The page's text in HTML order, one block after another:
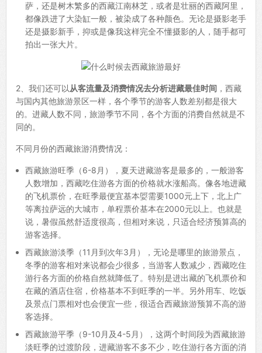
萨，还是树木繁多的西藏江南林芝，或者是壮丽的西藏阿里，
都像跌进了大染缸一般，被染成了各种颜色。无论是摄影老手
还是摄影新手，抑或是像我这样完全不懂摄影的人，随手都可
拍出一张大片。
2、我们还可以 从客流量及消费情况去分析进藏最佳时间 ，西藏
与国内其他旅游景区一样，各个季节的游客人数差别都是很大
的。进藏人数不同，旅游季节不同，各个方面的消费自然就是不
同的。
不同月份的西藏旅游消费情况：
西藏旅游旺季（6-8月），夏天进藏游客是最多的，一般游客
人数增加，西藏吃住游各方面的价格就水涨船高。像各地进藏
的飞机票价，在旺季最便宜基本娿需要1000元上下，北上广
等离拉萨远的大城市，单程票价基本在2000元以上。也就是
说，暑假虽然舒适度很高，但相对来说，只适合经济预算高的
游客选择。
西藏旅游淡季（11月到次年3月），无论是哪里的旅游景点，
冬季的游客相对来说都会少很多，当游客人数减少，西藏吃住
游行各方面的价格自然就降低了。特别是进出藏的飞机票价和
在藏的酒店住宿，价格基本不到旺季的一半。另外用车、吃饭
及景点门票相对也会便宜一些，很适合西藏旅游预算不高的游
客选择。
西藏旅游平季（9-10月及4-5月），这两个时间段为西藏旅游
淡旺季的过渡阶段，进藏游客不多不少，吃住游行各方面的消